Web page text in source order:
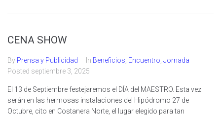
CENA SHOW
By Prensa y Publicidad In Beneficios Encuentro Jornada
Posted septiembre 3, 2025
El 13 de Septiembre festejaremos el DÍA del MAESTRO. Esta vez
serán en las hermosas instalaciones del Hipódromo 27 de
Octubre, cito en Costanera Norte, el lugar elegido para tan